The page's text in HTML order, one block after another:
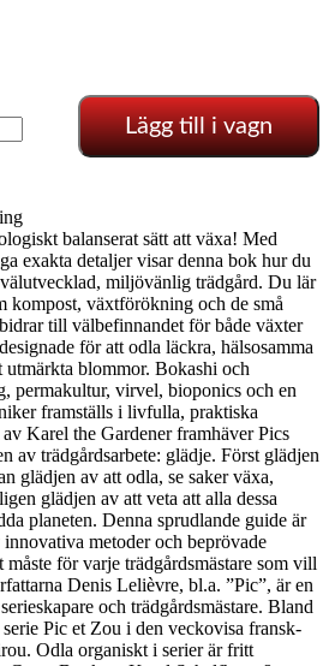
Lägg till i vagn
balanserat sätt att växa! Med
exakta detaljer visar denna bok hur du
miljövänlig trädgård. Du lär
kompost, växtförökning och de små
till välbefinnandet för både växter
för att odla läckra, hälsosamma
utmärkta blommor. Bokashi och
permakultur, virvel, bioponics och en
framställs i livfulla, praktiska
Karel the Gardener framhäver Pics
av trädgårdsarbete: glädje. Först glädjen
glädjen av att odla, se saker växa,
glädjen av att veta att alla dessa
planeten. Denna sprudlande guide är
metoder och beprövade
måste för varje trädgårdsmästare som vill
Denis Lelièvre, bl.a. ”Pic”, är en
och trädgårdsmästare. Bland
serie Pic et Zou i den veckovisa fransk-
Odla organiskt i serier är fritt